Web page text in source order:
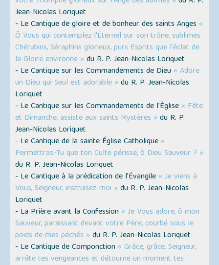
Jean-Nicolas Loriquet
- Le Cantique de gloire et de bonheur des saints Anges «
Ô Vous qui contemplez l'Éternel sur son trône, sublimes
Chérubins, Séraphins glorieux, purs Esprits que l'éclat de
la Gloire environne » du R. P. Jean-Nicolas Loriquet
- Le Cantique sur les Commandements de Dieu « Adore
un Dieu qui Seul est adorable » du R. P. Jean-Nicolas
Loriquet
- Le Cantique sur les Commandements de l’Église « Fête
et Dimanche, assiste aux saints Mystères » du R. P.
Jean-Nicolas Loriquet
- Le Cantique de la sainte Église Catholique «
Permettras-Tu que ton Culte périsse, ô Dieu Sauveur ? »
du R. P. Jean-Nicolas Loriquet
- Le Cantique à la prédication de l’Évangile « Je viens à
Vous, Seigneur, instruisez-moi » du R. P. Jean-Nicolas
Loriquet
- La Prière avant la Confession « Je Vous adore, ô mon
Sauveur, paraissant devant votre Père, courbé sous le
poids de mes péchés » du R. P. Jean-Nicolas Loriquet
- Le Cantique de Componction « Grâce, grâce, Seigneur,
arrête tes vengeances et détourne un moment tes